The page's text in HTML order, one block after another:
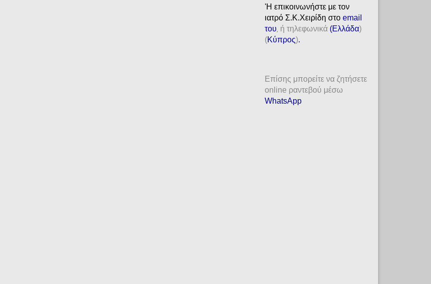
'H επικοινωνήστε με τον
ιατρό Σ.Κ.Χειρίδη στο email
του, ή τηλεφωνικά (Ελλάδα)
(Κύπρος).
Επίσης μπορείτε να ζητήσετε
online ραντεβού μέσω
WhatsApp